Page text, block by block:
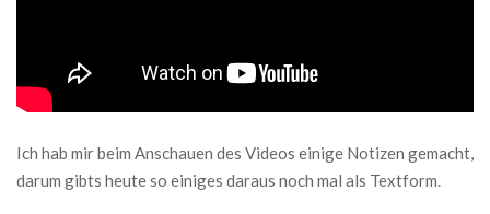
Ich hab mir beim Anschauen des Videos einige Notizen gemacht,
darum gibts heute so einiges daraus noch mal als Textform.